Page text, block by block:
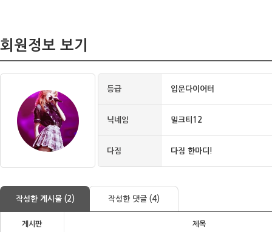
회원정보 보기
등급 입문다이어터
닉네임 밀크티12
다짐 다짐 한마디!
작성한 게시물 (2) 작성한 댓글 (4)
게시판 제목